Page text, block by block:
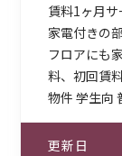
賃料1ヶ月
家電付きの
フロアにも
料、初回賃
物件 学生向
更新日